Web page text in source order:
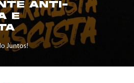
ANTI-
E
Juntos!